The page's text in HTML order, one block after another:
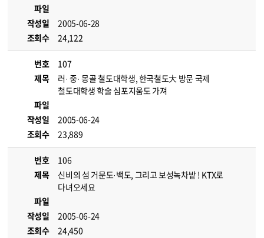
파일
작성일
2005-06-28
조회수
24,122
번호
107
제목
러· 중· 몽골 철도대학생, 한국철도大 방문 국제
철도대학생 학술 심포지움도 가져
파일
작성일
2005-06-24
조회수
23,889
번호
106
제목
신비의 섬 거문도·백도, 그리고 보성녹차밭 ! KTX로
다녀오세요
파일
작성일
2005-06-24
조회수
24,450